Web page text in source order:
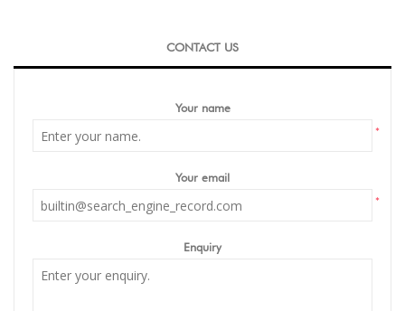
CONTACT US
Your name
*
Your email
*
Enquiry